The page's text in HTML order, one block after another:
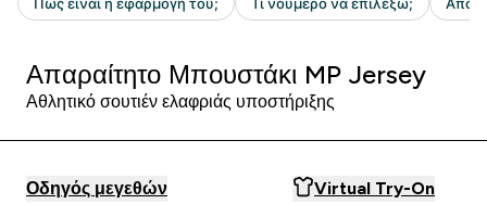
Απαραίτητο Μπουστάκι MP Jersey
Αθλητικό σουτιέν ελαφριάς υποστήριξης
Οδηγός μεγεθών Virtual Try-On